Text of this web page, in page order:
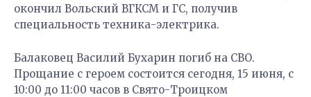
окончил Вольский ВГКСМ и ГС, получив
специальность техника-электрика.
Балаковец Василий Бухарин погиб на СВО.
Прощание с героем состоится сегодня, 15 июня, с
10:00 до 11:00 часов в Свято-Троицком